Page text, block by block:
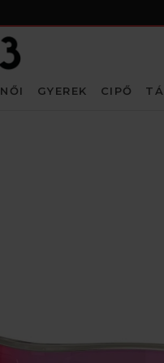
NŐI GYEREK CIPŐ